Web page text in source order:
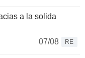
a la solida
07/08
RE